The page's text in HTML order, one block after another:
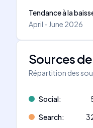
Tendance à la
April - June 2026
Sources
Répartition des
Social:
Search: